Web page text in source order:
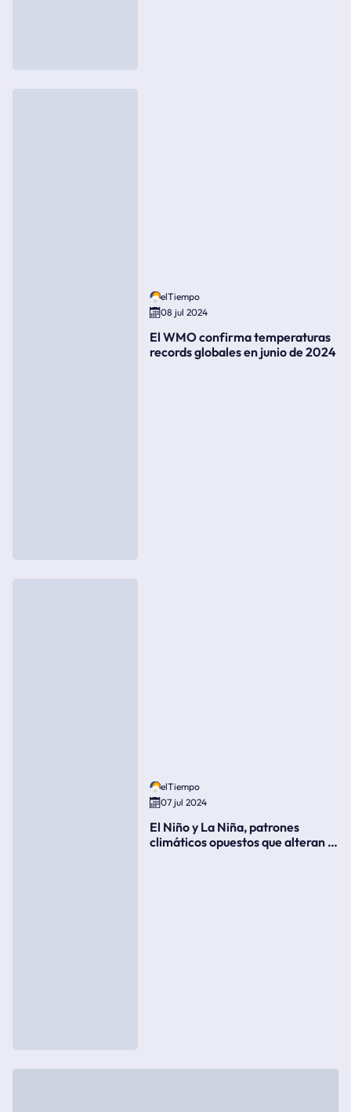
elTiempo
08 jul 2024
El WMO confirma temperaturas
records globales en junio de 2024
elTiempo
07 jul 2024
El Niño y La Niña, patrones
climáticos opuestos que alteran la